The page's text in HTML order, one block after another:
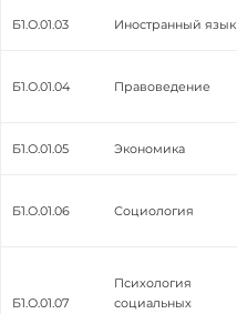
Б1.О.01.03 Иностранный язык
Б1.О.01.04 Правоведение
Б1.О.01.05 Экономика
Б1.О.01.06 Социология
Б1.О.01.07
Психология
социальных